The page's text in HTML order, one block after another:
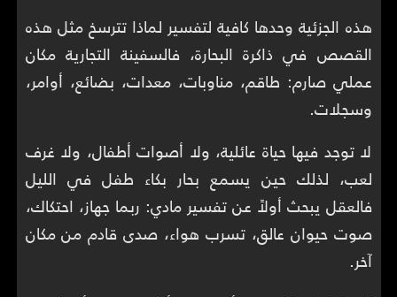
هذه الجزئية وحدها كافية لتفسير لماذا تترسخ مثل هذه
القصص في ذاكرة البحارة، فالسفينة التجارية مكان
عملي صارم: طاقم، مناوبات، معدات، بضائع، أوامر،
وسجلات.
لا توجد فيها حياة عائلية، ولا أصوات أطفال، ولا غرف
لعب، لذلك حين يسمع بحار بكاء طفل في الليل
فالعقل يبحث أولاً عن تفسير مادي: ربما جهاز، احتكاك،
صوت حيوان عالق، تسرب هواء، صدى قادم من مكان
آخر.